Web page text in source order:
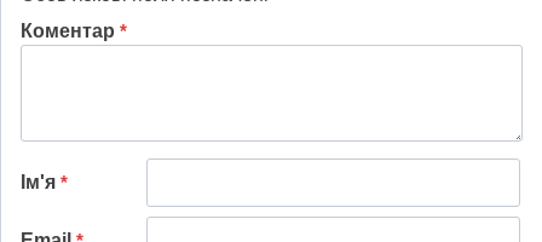
Коментар *
Ім'я *